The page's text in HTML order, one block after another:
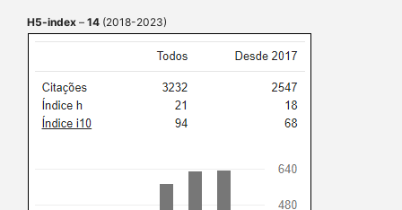
H5-index – 14 (2018-2023)